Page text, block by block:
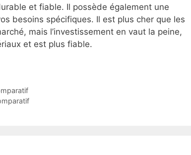
et fiable. Il possède également une
besoins spécifiques. Il est plus cher que les
mais l’investissement en vaut la peine,
et est plus fiable.